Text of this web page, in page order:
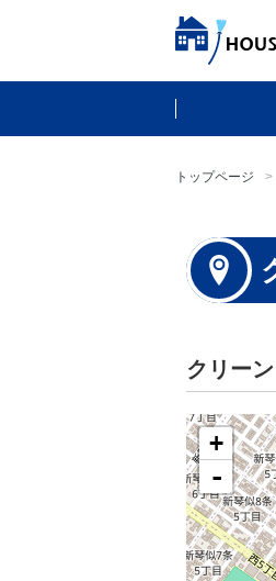
トップページ
クリー
+
-